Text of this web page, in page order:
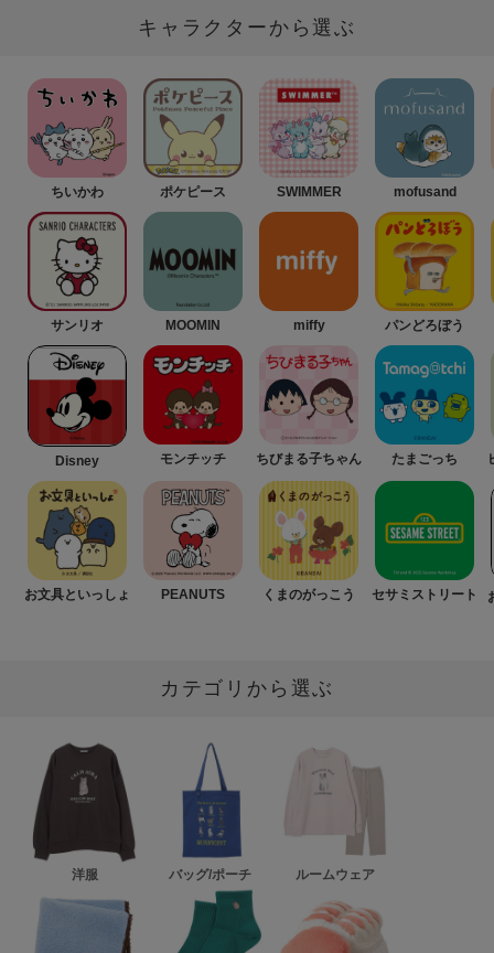
キャラクターから選ぶ
ちいかわ
サンリオ
Disney
お文具といっしょ
ポケピース
MOOMIN
モンチッチ
PEANUTS
SWIMMER
miffy
ちびまる子ちゃん
くまのがっこう
mofusand
パンどろぼう
たまごっち
セサミストリート
カテゴリから選ぶ
洋服 バッグ/ポーチ ルームウェア